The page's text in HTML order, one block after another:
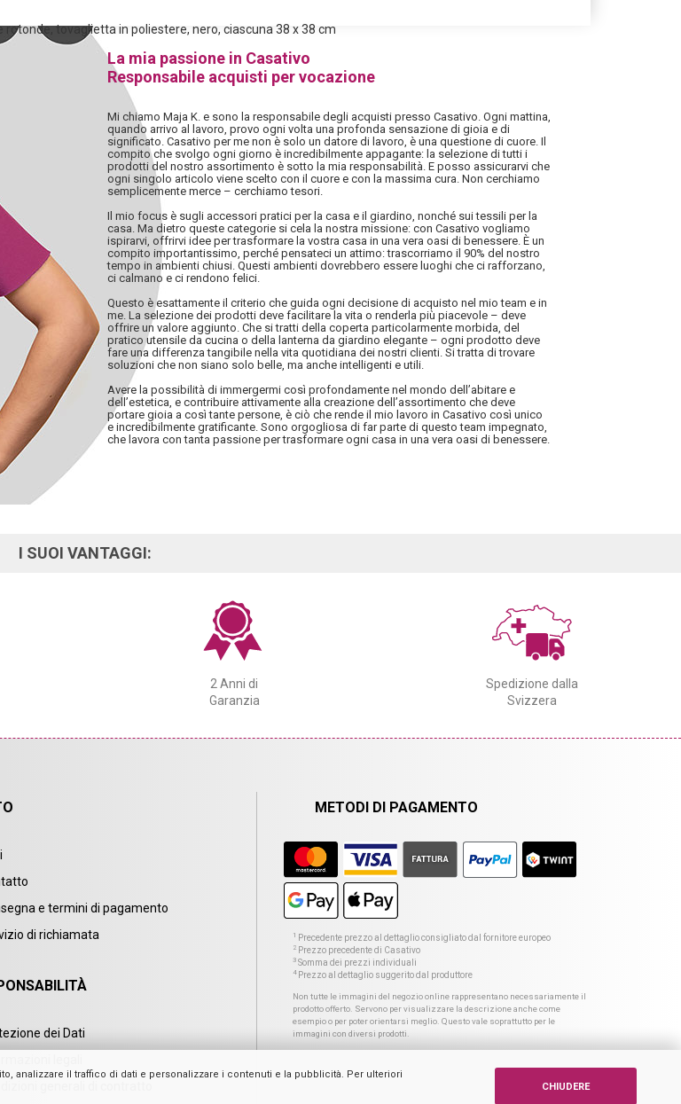
analizzare il traffico di dati e personalizzare i contenuti e la pubblicità. Per ulteriori
CHIUDERE
tovaglietta in poliestere, nero, ciascuna 38 x 38 cm
La mia passione in Casativo
Responsabile acquisti per vocazione
Mi chiamo Maja K. e sono la responsabile degli acquisti presso Casativo. Ogni mattina,
quando arrivo al lavoro, provo ogni volta una profonda sensazione di gioia e di
significato. Casativo per me non è solo un datore di lavoro, è una questione di cuore. Il
compito che svolgo ogni giorno è incredibilmente appagante: la selezione di tutti i
prodotti del nostro assortimento è sotto la mia responsabilità. E posso assicurarvi che
ogni singolo articolo viene scelto con il cuore e con la massima cura. Non cerchiamo
semplicemente merce – cerchiamo tesori.
Il mio focus è sugli accessori pratici per la casa e il giardino, nonché sui tessili per la
casa. Ma dietro queste categorie si cela la nostra missione: con Casativo vogliamo
ispirarvi, offrirvi idee per trasformare la vostra casa in una vera oasi di benessere. È un
compito importantissimo, perché pensateci un attimo: trascorriamo il 90% del nostro
tempo in ambienti chiusi. Questi ambienti dovrebbero essere luoghi che ci rafforzano,
ci calmano e ci rendono felici.
Questo è esattamente il criterio che guida ogni decisione di acquisto nel mio team e in
me. La selezione dei prodotti deve facilitare la vita o renderla più piacevole – deve
offrire un valore aggiunto. Che si tratti della coperta particolarmente morbida, del
pratico utensile da cucina o della lanterna da giardino elegante – ogni prodotto deve
fare una differenza tangibile nella vita quotidiana dei nostri clienti. Si tratta di trovare
soluzioni che non siano solo belle, ma anche intelligenti e utili.
Avere la possibilità di immergermi così profondamente nel mondo dell’abitare e
dell’estetica, e contribuire attivamente alla creazione dell’assortimento che deve
portare gioia a così tante persone, è ciò che rende il mio lavoro in Casativo così unico
e incredibilmente gratificante. Sono orgogliosa di far parte di questo team impegnato,
che lavora con tanta passione per trasformare ogni casa in una vera oasi di benessere.
I SUOI VANTAGGI:
2 Anni di
Garanzia
Spedizione dalla
Svizzera
e termini di pagamento
di richiamata
dei Dati
METODI DI PAGAMENTO
1 Precedente prezzo al dettaglio consigliato dal fornitore europeo
2 Prezzo precedente di Casativo
3 Somma dei prezzi individuali
4Prezzo al dettaglio suggerito dal produttore
Non tutte le immagini del negozio online rappresentano necessariamente il
prodotto offerto. Servono per visualizzare la descrizione anche come
esempio o per poter orientarsi meglio. Questo vale soprattutto per le
immagini con diversi prodotti.